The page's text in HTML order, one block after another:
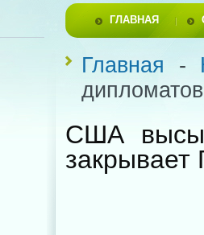
ГЛАВНАЯ
Главная -
США
закрывает